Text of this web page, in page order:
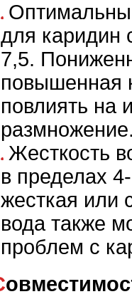
для каридин
7,5.
повышенная
повлиять на
Жесткость
в пределах
жесткая или
вода также
проблем с